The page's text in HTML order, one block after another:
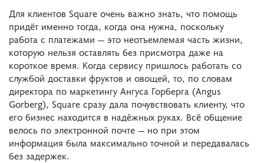
Для клиентов Square очень важно знать, что помощь
придёт именно тогда, когда она нужна, поскольку
работа с платежами ― это неотъемлемая часть жизни,
которую нельзя оставлять без присмотра даже на
короткое время. Когда сервису пришлось работать со
службой доставки фруктов и овощей, то, по словам
директора по маркетингу Ангуса Горберга (Angus
Gorberg), Square сразу дала почувствовать клиенту, что
его бизнес находится в надёжных руках. Всё общение
велось по электронной почте ― но при этом
информация была максимально точной и передавалась
без задержек.